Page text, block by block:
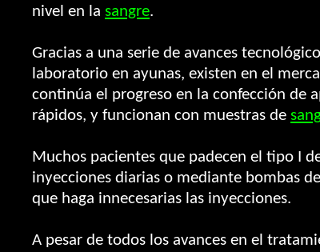
nivel en la sangre.
Gracias a una serie de avances
laboratorio en ayunas, existen en el
continúa el progreso en la confección de
rápidos, y funcionan con muestras de
Muchos pacientes que padecen el tipo I
inyecciones diarias o mediante bombas de
que haga innecesarias las inyecciones.
A pesar de todos los avances en el